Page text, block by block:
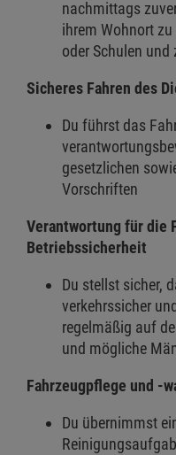
nachmittags
ihrem Wohnort
oder Schulen und
Sicheres Fahren des
Du führst das
gesetzlichen
Vorschriften
Verantwortung für die
Betriebssicherheit
Du stellst sicher,
verkehrssicher
regelmäßig auf
und mögliche
Fahrzeugpflege und -
Du übernimmst